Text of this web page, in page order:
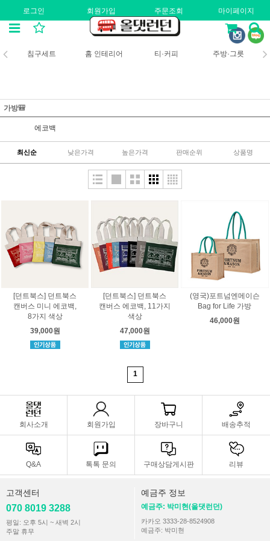
로그인 회원가입 주문조회 마이페이지
침구세트 홈 인테리어 티·커피 주방·그릇
가방🎒
에코백
최신순 낮은가격 높은가격 판매순위 상품명
[던트북스] 던트북스
캔버스 미니 에코백,
8가지 색상
39,000원
[던트북스] 던트북스
캔버스 에코백, 11가지
색상
47,000원
(영국)포트넘엔메이슨
Bag for Life 가방
46,000원
1
회사소개 회원가입 장바구니 배송추적
Q&A 톡톡 문의 구매상담게시판 리뷰
고객센터
070 8019 3288
평일: 오후 5시 ~ 새벽 2시
주말 휴무
예금주 정보
예금주: 박미현(올댓런던)
카카오 3333-28-8524908
예금주: 박미현